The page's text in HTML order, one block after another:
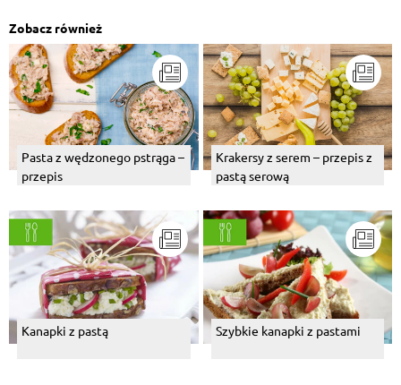
Zobacz również
Pasta z wędzonego pstrąga –
przepis
Krakersy z serem – przepis z
pastą serową
Kanapki z pastą Szybkie kanapki z pastami